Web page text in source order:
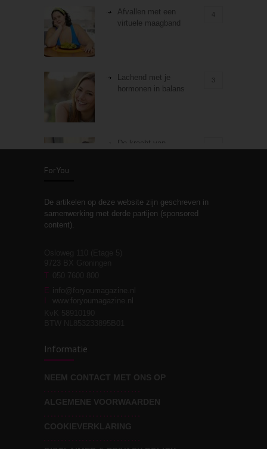
Afvallen met een
virtuele maagband
4
Lachend met je
hormonen in balans
3
De kracht van
Stiefouderschap en
relaties
moeite!
Wat voor leider wil jij
zijn?
ForYou
De artikelen op deze website zijn geschreven in
samenwerking met derde partijen (sponsored
content).
T
E info@foryoumagazine.nl
www.foryoumagazine.nl
Informatie
NEEM CONTACT MET ONS OP
ALGEMENE VOORWAARDEN
COOKIEVERKLARING